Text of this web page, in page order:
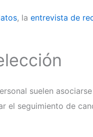
, la entrevista de
suelen
el seguimiento de